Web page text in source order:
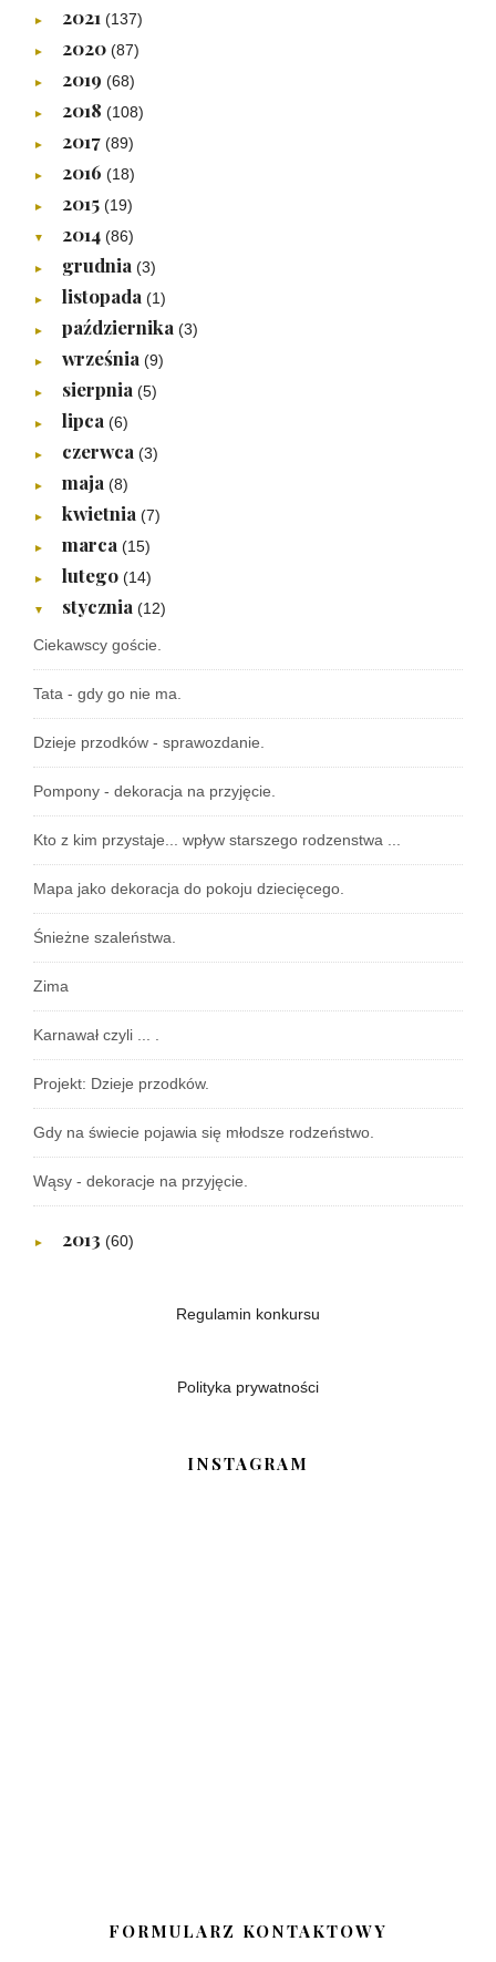
► 2021 (137)
► 2020 (87)
► 2019 (68)
► 2018 (108)
► 2017 (89)
► 2016 (18)
► 2015 (19)
▼ 2014 (86)
► grudnia (3)
► listopada (1)
► października (3)
► września (9)
► sierpnia (5)
► lipca (6)
► czerwca (3)
► maja (8)
► kwietnia (7)
► marca (15)
► lutego (14)
▼ stycznia (12)
Ciekawscy goście.
Tata - gdy go nie ma.
Dzieje przodków - sprawozdanie.
Pompony - dekoracja na przyjęcie.
Kto z kim przystaje... wpływ starszego rodzenstwa ...
Mapa jako dekoracja do pokoju dziecięcego.
Śnieżne szaleństwa.
Zima
Karnawał czyli ... .
Projekt: Dzieje przodków.
Gdy na świecie pojawia się młodsze rodzeństwo.
Wąsy - dekoracje na przyjęcie.
► 2013 (60)
Regulamin konkursu
Polityka prywatności
INSTAGRAM
FORMULARZ KONTAKTOWY